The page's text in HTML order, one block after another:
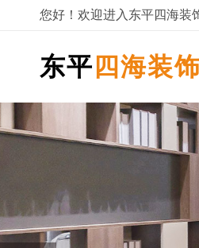
您好！欢迎进入东平四海装
东平 四海装